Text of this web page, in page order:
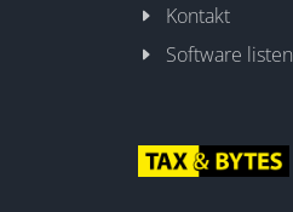
Kontakt
Software listen